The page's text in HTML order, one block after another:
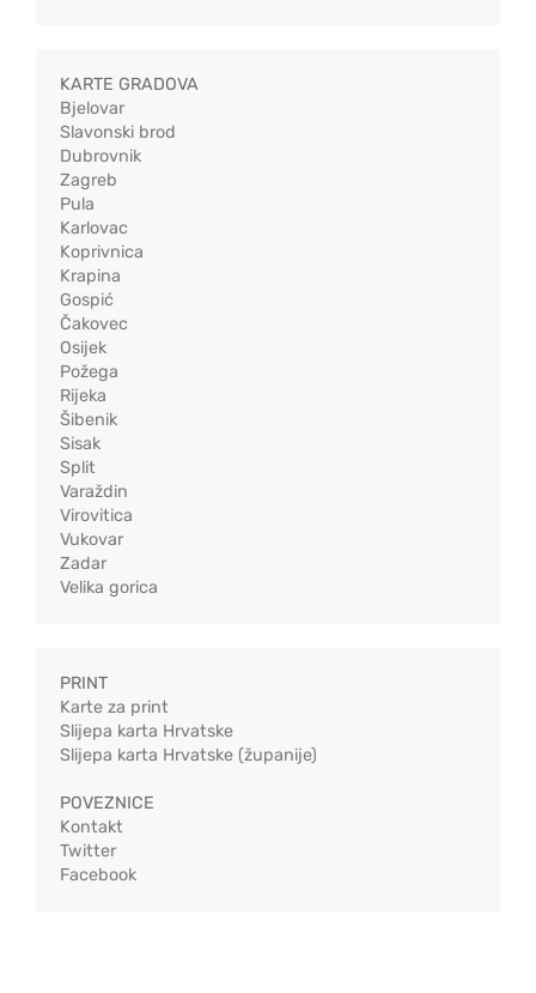
KARTE GRADOVA
Bjelovar
Slavonski brod
Dubrovnik
Zagreb
Pula
Karlovac
Koprivnica
Krapina
Gospić
Čakovec
Osijek
Požega
Rijeka
Šibenik
Sisak
Split
Varaždin
Virovitica
Vukovar
Zadar
Velika gorica
PRINT
Karte za print
Slijepa karta Hrvatske
Slijepa karta Hrvatske (županije)
POVEZNICE
Kontakt
Twitter
Facebook